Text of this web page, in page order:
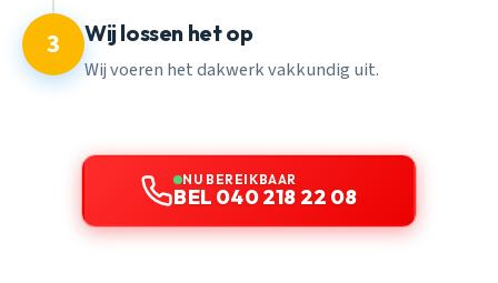
3 Wij lossen het op
Wij voeren het dakwerk vakkundig uit.
NU BEREIKBAAR
BEL 040 218 22 08